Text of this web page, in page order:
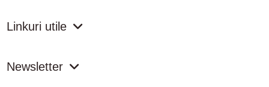
Linkuri utile
Newsletter